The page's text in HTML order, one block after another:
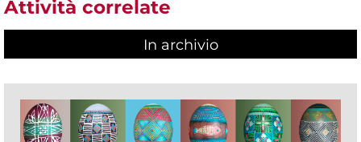
Attività correlate
In archivio